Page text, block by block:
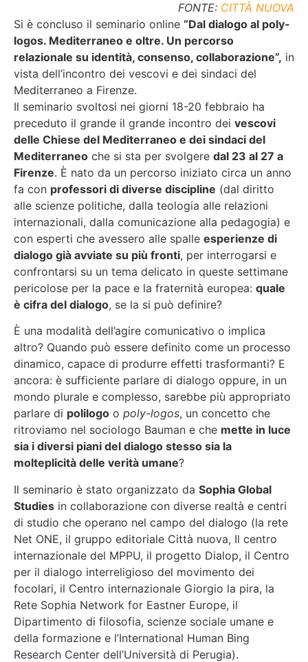
FONTE: CITTÀ NUOVA
Si è concluso il seminario online “Dal dialogo al poly-
logos. Mediterraneo e oltre. Un percorso
relazionale su identità, consenso, collaborazione”, in
vista dell’incontro dei vescovi e dei sindaci del
Mediterraneo a Firenze.
Il seminario svoltosi nei giorni 18-20 febbraio ha
preceduto il grande il grande incontro dei vescovi
delle Chiese del Mediterraneo e dei sindaci del
Mediterraneo che si sta per svolgere dal 23 al 27 a
Firenze. È nato da un percorso iniziato circa un anno
fa con professori di diverse discipline (dal diritto
alle scienze politiche, dalla teologia alle relazioni
internazionali, dalla comunicazione alla pedagogia) e
con esperti che avessero alle spalle esperienze di
dialogo già avviate su più fronti, per interrogarsi e
confrontarsi su un tema delicato in queste settimane
pericolose per la pace e la fraternità europea: quale
è cifra del dialogo, se la si può definire?
È una modalità dell’agire comunicativo o implica
altro? Quando può essere definito come un processo
dinamico, capace di produrre effetti trasformanti? E
ancora: è sufficiente parlare di dialogo oppure, in un
mondo plurale e complesso, sarebbe più appropriato
parlare di polilogo o poly-logos, un concetto che
ritroviamo nel sociologo Bauman e che mette in luce
sia i diversi piani del dialogo stesso sia la
molteplicità delle verità umane?
Il seminario è stato organizzato da Sophia Global
Studies in collaborazione con diverse realtà e centri
di studio che operano nel campo del dialogo (la rete
Net ONE, il gruppo editoriale Città nuova, Il centro
internazionale del MPPU, il progetto Dialop, il Centro
per il dialogo interreligioso del movimento dei
focolari, il Centro internazionale Giorgio la pira, la
Rete Sophia Network for Eastner Europe, il
Dipartimento di filosofia, scienze sociale umane e
della formazione e l’International Human Bing
Research Center dell’Università di Perugia).